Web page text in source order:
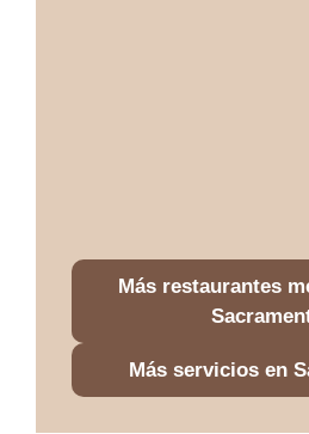
Más restaurantes
Más servicios en